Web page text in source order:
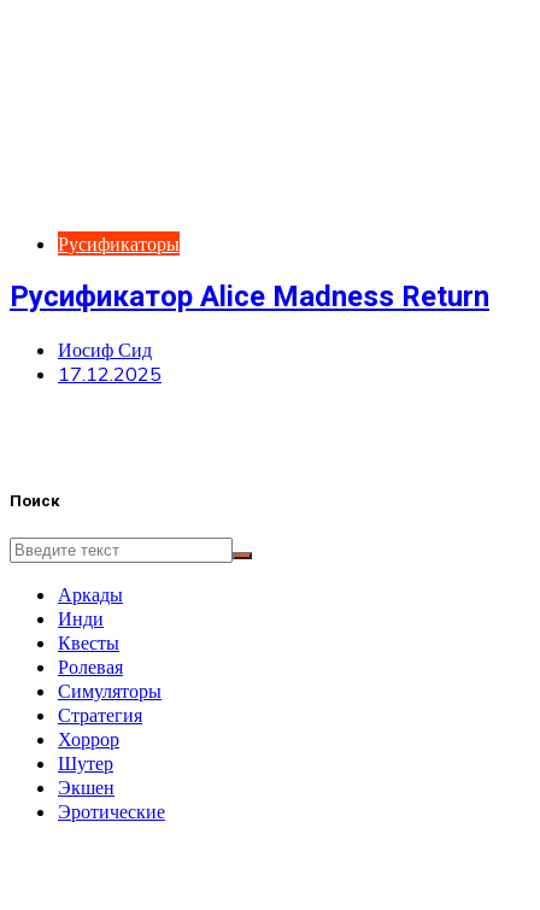
Русификаторы
Русификатор Alice Madness Return
Иосиф Сид
17.12.2025
Поиск
Аркады
Инди
Квесты
Ролевая
Симуляторы
Стратегия
Хоррор
Шутер
Экшен
Эротические